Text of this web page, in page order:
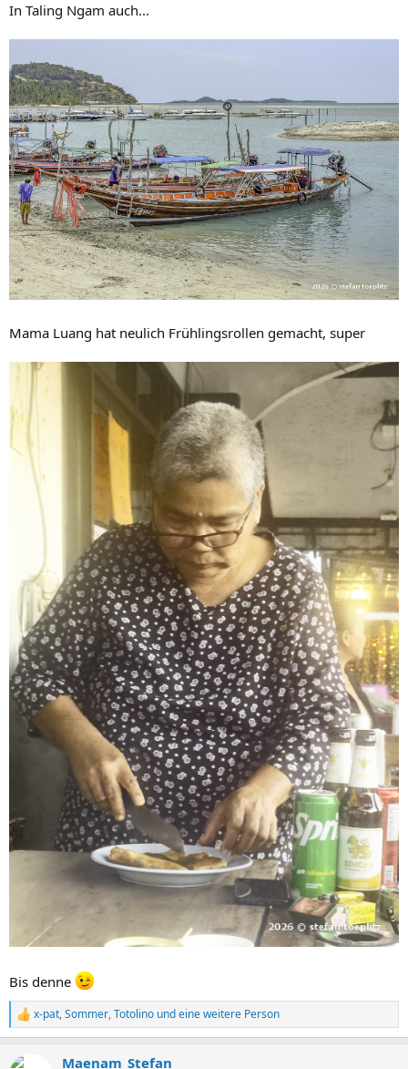
In Taling Ngam auch...
Mama Luang hat neulich Frühlingsrollen gemacht, super
Bis denne
R
e
k
x-pat,Sommer,Totolino und eine weitere Person
Maenam_Stefan